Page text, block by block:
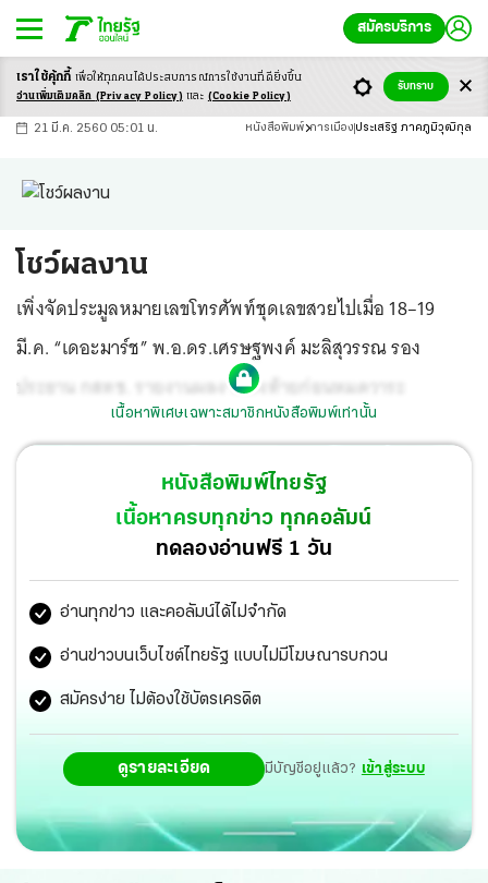
สมัครบริการ
-ก ก ก+
21 มี.ค. 2560 05:01 น. หนังสือพิมพ์ การเมือง ประเสริฐ ภาคภูมิวุฒิกุล
โชว์ผลงาน
เพิ่งจัดประมูลหมายเลขโทรศัพท์ชุดเลขสวยไปเมื่อ 18–19
มี.ค. “เดอะมาร์ช” พ.อ.ดร.เศรษฐพงค์ มะลิสุวรรณ รอง
ประธาน กสทช. รายงานผลงานทิ้งท้ายก่อนหมดวาระ
เนื้อหาพิเศษเฉพาะสมาชิกหนังสือพิมพ์เท่านั้น
หนังสือพิมพ์ไทยรัฐ
เนื้อหาครบทุกข่าว ทุกคอลัมน์
ทดลองอ่านฟรี 1 วัน
อ่านทุกข่าว และคอลัมน์ได้ไม่จำกัด
อ่านข่าวบนเว็บไซต์ไทยรัฐ แบบไม่มีโฆษณารบกวน
สมัครง่าย ไม่ต้องใช้บัตรเครดิต
ดูรายละเอียด มีบัญชีอยู่แล้ว? เข้าสู่ระบบ
เราใช้คุ้กกี้ เพื่อให้ทุกคนได้ประสบการณ์การใช้งานที่ดียิ่งขึ้น
อ่านเพิ่มเติมคลิก (Privacy Policy) และ (Cookie Policy)
รับทราบ